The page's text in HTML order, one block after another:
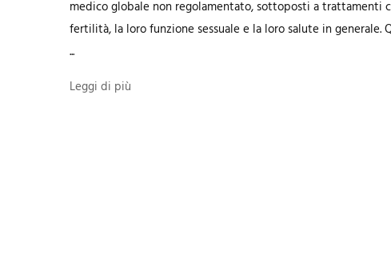
medico globale non regolamentato, sottoposti a trattamenti
fertilità, la loro funzione sessuale e la loro salute in
...
Leggi di più